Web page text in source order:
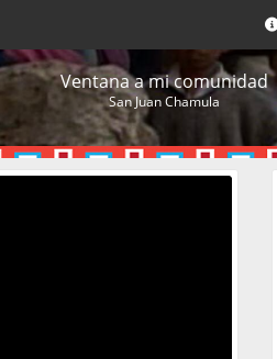
Ventana a mi comunidad
San Juan Chamula